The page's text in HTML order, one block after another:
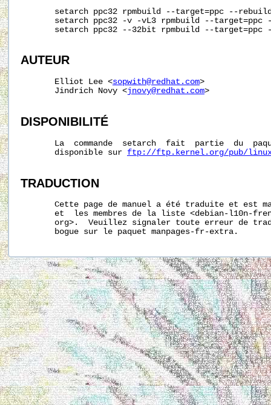
setarch ppc32 rpmbuild --target=ppc --
setarch ppc32 -v -vL3 rpmbuild --target=ppc
setarch ppc32 --32bit rpmbuild --target=ppc
AUTEUR
       Elliot Lee <
sopwith@redhat.com>
       Jindrich Novy <
jnovy@redhat.com>
DISPONIBILITÉ
La  commande  setarch  fait  partie  du
       disponible sur
ftp://ftp.kernel.org/pub/
TRADUCTION
Cette page de manuel a été traduite et est
et  les membres de la liste <debian-l10n-
org>.  Veuillez signaler toute erreur de